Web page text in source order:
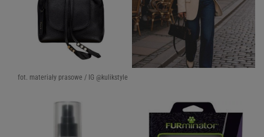
fot. materiały prasowe / IG @kulikstyle